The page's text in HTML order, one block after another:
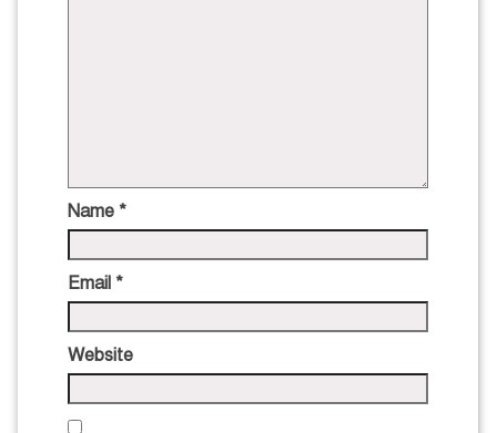
Name *
Email *
Website